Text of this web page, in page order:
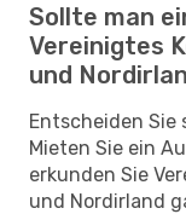
Sollte man
Vereinigtes
und
Entscheiden Sie
Mieten Sie ein
erkunden Sie
und Nordirland